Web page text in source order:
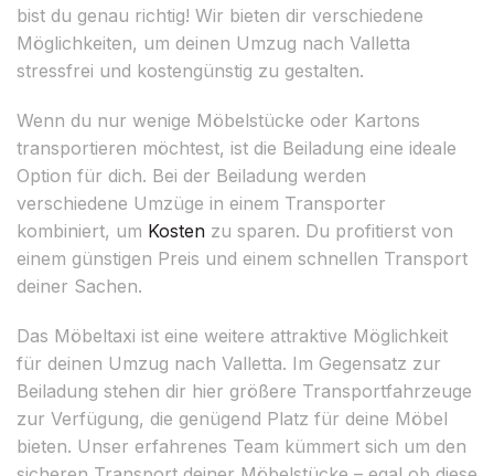
bist du genau richtig! Wir bieten dir verschiedene
Möglichkeiten, um deinen Umzug nach Valletta
stressfrei und kostengünstig zu gestalten.
Wenn du nur wenige Möbelstücke oder Kartons
transportieren möchtest, ist die Beiladung eine ideale
Option für dich. Bei der Beiladung werden
verschiedene Umzüge in einem Transporter
kombiniert, um Kosten zu sparen. Du profitierst von
einem günstigen Preis und einem schnellen Transport
deiner Sachen.
Das Möbeltaxi ist eine weitere attraktive Möglichkeit
für deinen Umzug nach Valletta. Im Gegensatz zur
Beiladung stehen dir hier größere Transportfahrzeuge
zur Verfügung, die genügend Platz für deine Möbel
bieten. Unser erfahrenes Team kümmert sich um den